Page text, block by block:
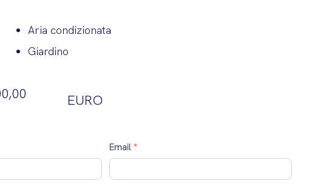
Aria condizionata
Giardino
EURO
Email *